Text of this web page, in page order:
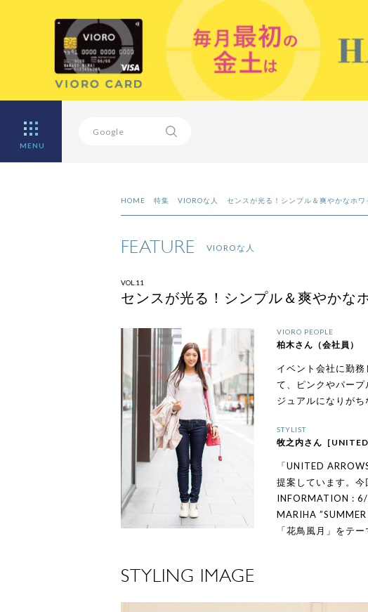
MENU
HOME 特集 VIOROな人 センスが光る！シンプル＆爽やかなホワ
FEATURE VIOROな人
VOL.11
センスが光る！シンプル＆爽やかな
VIORO PEOPLE
柏木さん（会社員）
イベント会社に勤
て、ピンクやパー
ジュアルになりが
STYLIST
牧之内さん［UNITED
「UNITED
提案しています。今
INFORMATION :
MARIHA
「花鳥風月」をテ
STYLING IMAGE